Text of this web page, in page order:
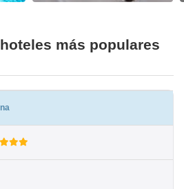
más populares